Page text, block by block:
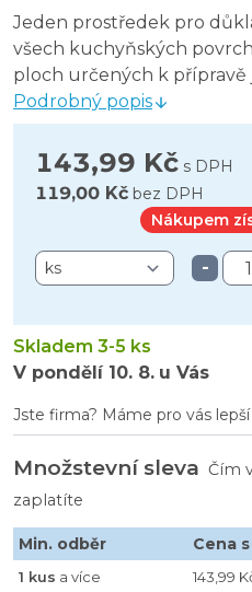
Jeden prostředek pro
všech kuchyňských
ploch určených k přípravě
Podrobný popis
143,99 Kč s DPH
119,00 Kč bez DPH
Nákupem
-
Skladem 3-5 ks
V pondělí 10. 8. u Vás
Jste firma? Máme pro vás
Množstevní sleva Čím
zaplatíte
Min. odběr Cena
1 kus a více 143,99